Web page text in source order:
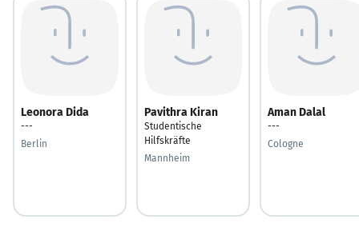
Leonora Dida
---
Berlin
Pavithra Kiran
Studentische
Hilfskräfte
Mannheim
Aman Dalal
---
Cologne